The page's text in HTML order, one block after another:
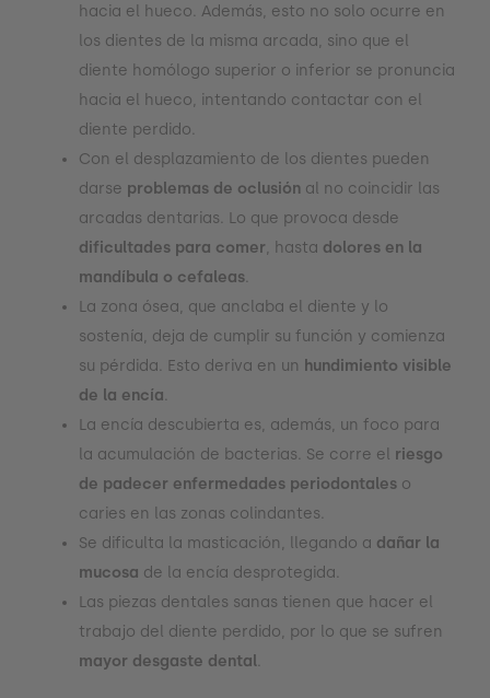
hacia el hueco. Además, esto no solo ocurre en
los dientes de la misma arcada, sino que el
diente homólogo superior o inferior se pronuncia
hacia el hueco, intentando contactar con el
diente perdido.
Con el desplazamiento de los dientes pueden
darse problemas de oclusión al no coincidir las
arcadas dentarias. Lo que provoca desde
dificultades para comer, hasta dolores en la
mandíbula o cefaleas.
La zona ósea, que anclaba el diente y lo
sostenía, deja de cumplir su función y comienza
su pérdida. Esto deriva en un hundimiento visible
de la encía.
La encía descubierta es, además, un foco para
la acumulación de bacterias. Se corre el riesgo
de padecer enfermedades periodontales o
caries en las zonas colindantes.
Se dificulta la masticación, llegando a dañar la
mucosa de la encía desprotegida.
Las piezas dentales sanas tienen que hacer el
trabajo del diente perdido, por lo que se sufren
mayor desgaste dental.